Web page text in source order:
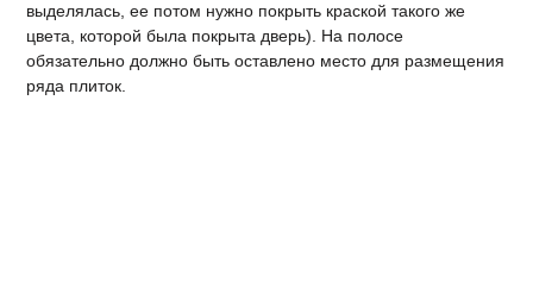
выделялась, ее потом нужно покрыть краской такого же
цвета, которой была покрыта дверь). На полосе
обязательно должно быть оставлено место для размещения
ряда плиток.